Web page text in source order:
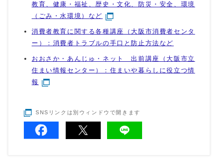
教育、健康・福祉、歴史・文化、防災・安全、環境
（ごみ・水環境）など
消費者教育に関する各種講座（大阪市消費者センタ
ー）：消費者トラブルの手口と防止方法など
おおさか・あんじゅ・ネット 出前講座（大阪市立
住まい情報センター）：住まいや暮らしに役立つ情
報
SNSリンクは別ウィンドウで開きます